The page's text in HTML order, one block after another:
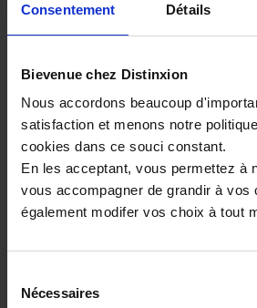
Consentement Détails
Bievenue chez Distinxion
Nous accordons beaucoup
satisfaction et menons notre
cookies dans ce souci constant.
En les acceptant, vous permettez à
vous accompagner de grandir à vos
également modifer vos choix à tout
Nécessaires
ou à partir de 559.14 €/mois